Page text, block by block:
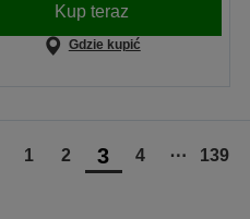
Kup teraz
Gdzie kupić
1 2 3 4 ⋯ 139